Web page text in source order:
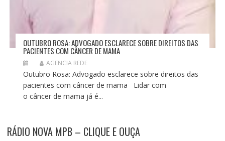
OUTUBRO ROSA: ADVOGADO ESCLARECE SOBRE DIREITOS DAS
PACIENTES COM CÂNCER DE MAMA
AGENCIA REDE
Outubro Rosa: Advogado esclarece sobre direitos das
pacientes com câncer de mama Lidar com
o câncer de mama já é...
RÁDIO NOVA MPB – CLIQUE E OUÇA